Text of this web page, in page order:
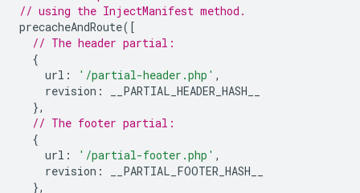
// using the InjectManifest method.
precacheAndRoute([
// The header partial:
{
url : '/partial-header.php' ,
revision :
__PARTIAL_HEADER_HASH__
},
// The footer partial:
{
url : '/partial-footer.php' ,
revision :
__PARTIAL_FOOTER_HASH__
},